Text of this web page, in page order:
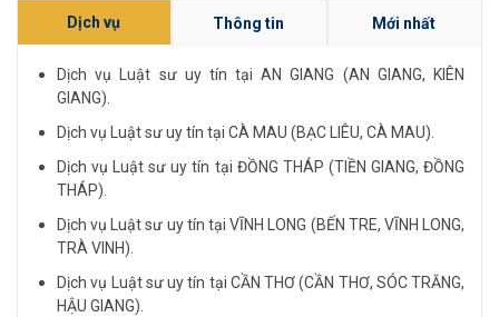
Dịch vụ Thông tin Mới nhất
Dịch vụ Luật sư uy tín tại AN GIANG (AN GIANG, KIÊN
GIANG).
Dịch vụ Luật sư uy tín tại CÀ MAU (BẠC LIÊU, CÀ MAU).
Dịch vụ Luật sư uy tín tại ĐỒNG THÁP (TIỀN GIANG, ĐỒNG
THÁP).
Dịch vụ Luật sư uy tín tại VĨNH LONG (BẾN TRE, VĨNH LONG,
TRÀ VINH).
Dịch vụ Luật sư uy tín tại CẦN THƠ (CẦN THƠ, SÓC TRĂNG,
HẬU GIANG).